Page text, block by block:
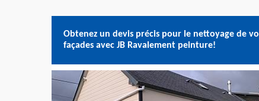
Obtenez un devis précis pour le nettoyage de
façades avec JB Ravalement peinture!